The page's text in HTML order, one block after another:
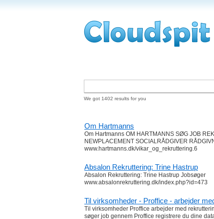
We got 1402 results for you
Om Hartmanns
Om Hartmanns OM HARTMANNS SØG JOB
NEWPLACEMENT SOCIALRÅDGIVER
www.hartmanns.dk/vikar_og_rekruttering.6
Absalon Rekruttering: Trine Hastrup
Absalon Rekruttering: Trine Hastrup
www.absalonrekruttering.dk/index.php?id=473
Til virksomheder - Proffice - arbejder
Til virksomheder Proffice arbejder med
søger job gennem Proffice registrere du dine